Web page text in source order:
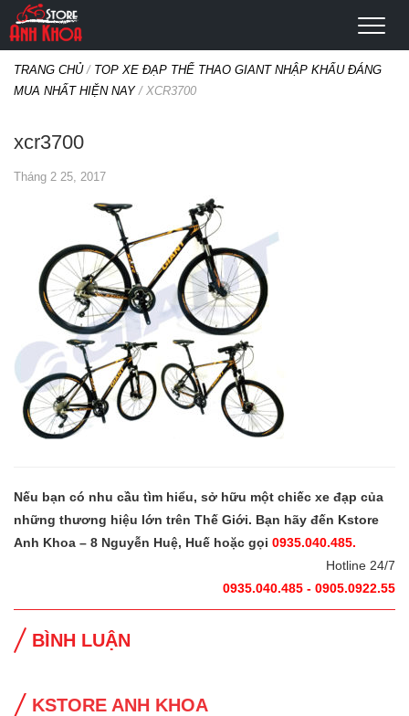
TRANG CHỦ/ TOP XE ĐẠP THỂ THAO GIANT NHẬP KHẨU ĐÁNG
MUA NHẤT HIỆN NAY/ XCR3700
xcr3700
Tháng 2 25, 2017
Nếu bạn có nhu cầu tìm hiểu, sở hữu một chiếc xe đạp của
những thương hiệu lớn trên Thế Giới. Bạn hãy đến Kstore
Anh Khoa – 8 Nguyễn Huệ, Huế hoặc gọi 0935.040.485.
Hotline 24/7
0935.040.485 - 0905.0922.55
BÌNH LUẬN
KSTORE ANH KHOA